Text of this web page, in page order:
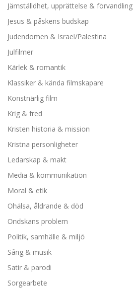
Jämställdhet, upprättelse & förvandling
Jesus & påskens budskap
Judendomen & Israel/Palestina
Julfilmer
Kärlek & romantik
Klassiker & kända filmskapare
Konstnärlig film
Krig & fred
Kristen historia & mission
Kristna personligheter
Ledarskap & makt
Media & kommunikation
Moral & etik
Ohälsa, åldrande & död
Ondskans problem
Politik, samhälle & miljö
Sång & musik
Satir & parodi
Sorgearbete